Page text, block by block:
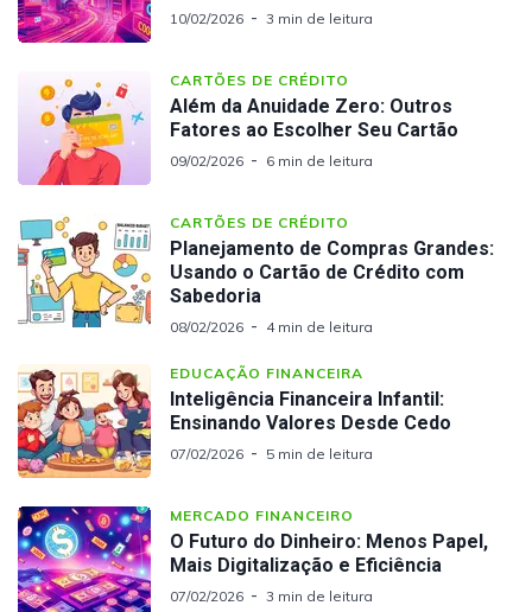
10/02/2026 3 min de leitura
CARTÕES DE CRÉDITO
Além da Anuidade Zero: Outros
Fatores ao Escolher Seu Cartão
09/02/2026 6 min de leitura
CARTÕES DE CRÉDITO
Planejamento de Compras Grandes:
Usando o Cartão de Crédito com
Sabedoria
08/02/2026 4 min de leitura
EDUCAÇÃO FINANCEIRA
Inteligência Financeira Infantil:
Ensinando Valores Desde Cedo
07/02/2026 5 min de leitura
MERCADO FINANCEIRO
O Futuro do Dinheiro: Menos Papel,
Mais Digitalização e Eficiência
07/02/2026 3 min de leitura